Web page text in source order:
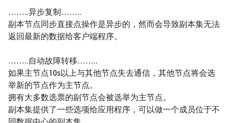
……..异步复制……..
副本节点同步直接点操作是异步的，然而会导致副本集无法
返回最新的数据给客户端程序。
……..自动故障转移……..
如果主节点10s以上与其他节点失去通信，其他节点将会选
举新的节点作为主节点。
拥有大多数选票的副节点会被选举为主节点。
副本集提供了一些选项给应用程序，可以做一个成员位于不